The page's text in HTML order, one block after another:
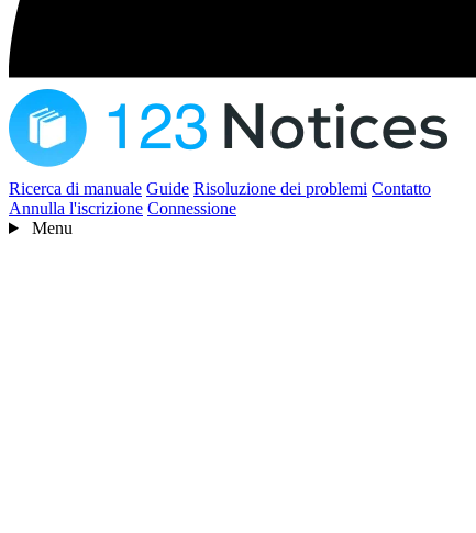
Ricerca di manuale Guide Risoluzione dei problemi Contatto
Annulla l'iscrizione Connessione
Menu